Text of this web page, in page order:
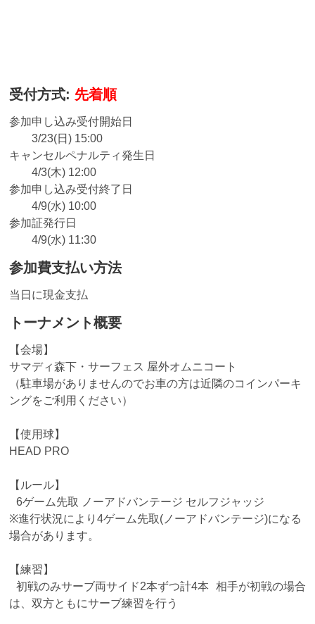
受付方式: 先着順
参加申し込み受付開始日
3/23(日) 15:00
キャンセルペナルティ発生日
4/3(木) 12:00
参加申し込み受付終了日
4/9(水) 10:00
参加証発行日
4/9(水) 11:30
参加費支払い方法
当日に現金支払
トーナメント概要
【会場】
サマディ森下・サーフェス 屋外オムニコート
（駐車場がありませんのでお車の方は近隣のコインパーキ
ングをご利用ください）
【使用球】
HEAD PRO
【ルール】
6ゲーム先取 ノーアドバンテージ セルフジャッジ
※進行状況により4ゲーム先取(ノーアドバンテージ)になる
場合があります。
【練習】
初戦のみサーブ両サイド2本ずつ計4本 相手が初戦の場合
は、双方ともにサーブ練習を行う